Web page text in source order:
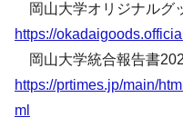
岡山大学オリジナルグ
https://
岡山大学統合報告書
https://prtimes.jp/main/
ml